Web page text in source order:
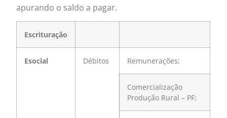
apurando o saldo a pagar.
Escrituração
Esocial Débitos Remunerações;
Comercialização
Produção Rural – PF;